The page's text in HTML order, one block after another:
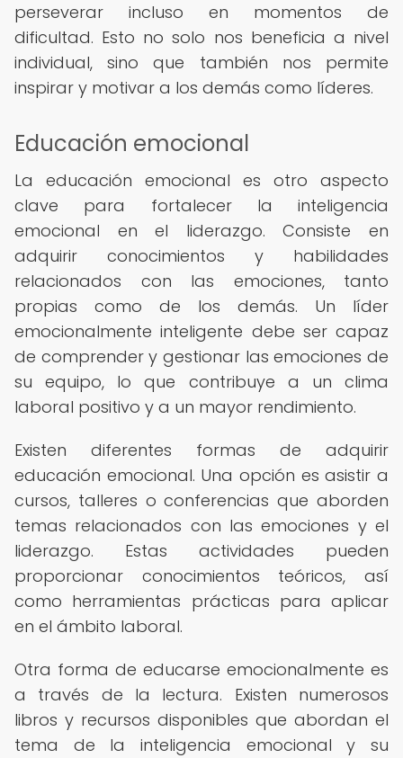
perseverar incluso en momentos de
dificultad. Esto no solo nos beneficia a nivel
individual, sino que también nos permite
inspirar y motivar a los demás como líderes.
Educación emocional
La educación emocional es otro aspecto
clave para fortalecer la inteligencia
emocional en el liderazgo. Consiste en
adquirir conocimientos y habilidades
relacionados con las emociones, tanto
propias como de los demás. Un líder
emocionalmente inteligente debe ser capaz
de comprender y gestionar las emociones de
su equipo, lo que contribuye a un clima
laboral positivo y a un mayor rendimiento.
Existen diferentes formas de adquirir
educación emocional. Una opción es asistir a
cursos, talleres o conferencias que aborden
temas relacionados con las emociones y el
liderazgo. Estas actividades pueden
proporcionar conocimientos teóricos, así
como herramientas prácticas para aplicar
en el ámbito laboral.
Otra forma de educarse emocionalmente es
a través de la lectura. Existen numerosos
libros y recursos disponibles que abordan el
tema de la inteligencia emocional y su